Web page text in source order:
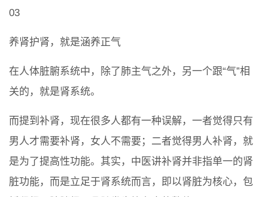
03
养肾护肾，就是涵养正气
在人体脏腑系统中，除了肺主气之外，另一个跟“气”相
关的，就是肾系统。
而提到补肾，现在很多人都有一种误解，一者觉得只有
男人才需要补肾，女人不需要；二者觉得男人补肾，就
是为了提高性功能。其实，中医讲补肾并非指单一的肾
脏功能，而是立足于肾系统而言，即以肾脏为核心，包